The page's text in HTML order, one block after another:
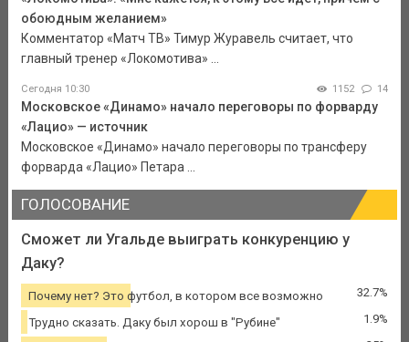
обоюдным желанием»
Комментатор «Матч ТВ» Тимур Журавель считает, что
главный тренер «Локомотива» ...
Сегодня 10:30 1152 14
Московское «Динамо» начало переговоры по форварду
«Лацио» — источник
Московское «Динамо» начало переговоры по трансферу
форварда «Лацио» Петара ...
ГОЛОСОВАНИЕ
Сможет ли Угальде выиграть конкуренцию у
Даку?
Почему нет? Это футбол, в котором все возможно 32.7%
Трудно сказать. Даку был хорош в "Рубине" 1.9%